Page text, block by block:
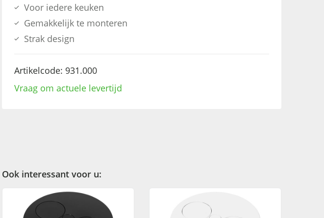
Voor iedere keuken
Gemakkelijk te monteren
Strak design
Artikelcode: 931.000
Vraag om actuele levertijd
Ook interessant voor u: